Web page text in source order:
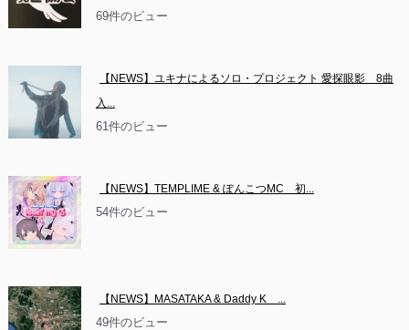
69件のビュー
【NEWS】ユキナによるソロ・プロジェクト 愛探眼影　8曲
入...
61件のビュー
【NEWS】TEMPLIME & ぽんこつMC　初...
54件のビュー
【NEWS】MASATAKA & Daddy K　...
49件のビュー